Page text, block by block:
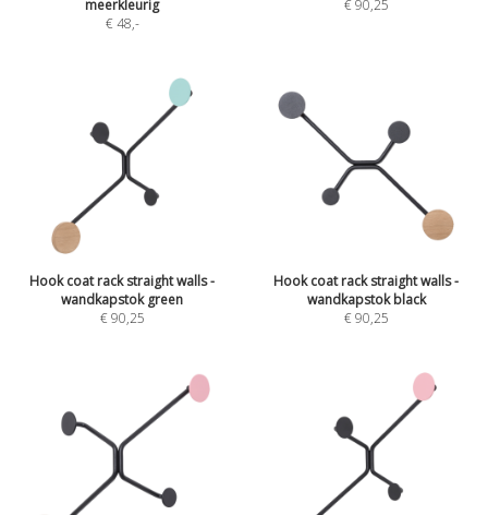
meerkleurig
€ 48,-
€ 90,25
Hook coat rack straight walls -
wandkapstok green
€ 90,25
Hook coat rack straight walls -
wandkapstok black
€ 90,25